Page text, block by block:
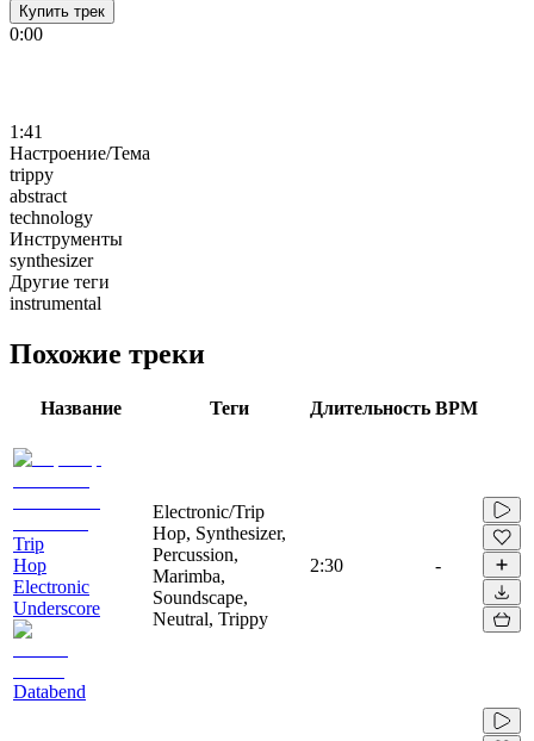
Купить трек
0:00
1:41
Настроение/Тема
trippy
abstract
technology
Инструменты
synthesizer
Другие теги
instrumental
Похожие треки
Название Теги Длительность BPM
Trip
Hop
Electronic
Underscore
Databend
Electronic/Trip
Hop, Synthesizer,
Percussion,
Marimba,
Soundscape,
Neutral, Trippy
2:30 -